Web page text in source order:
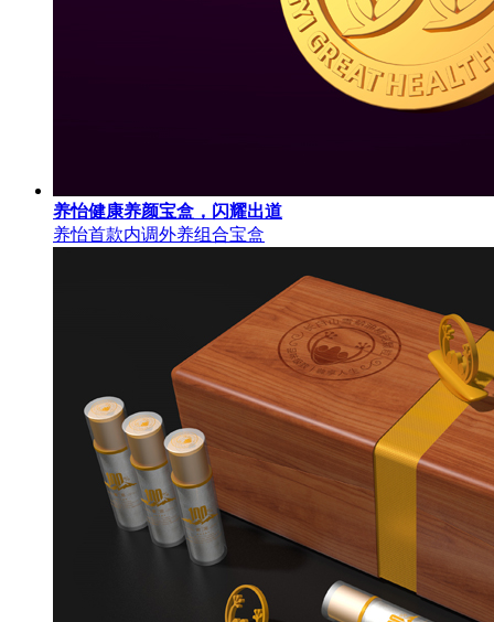
养怡健康养颜宝盒，闪耀出道
养怡首款内调外养组合宝盒